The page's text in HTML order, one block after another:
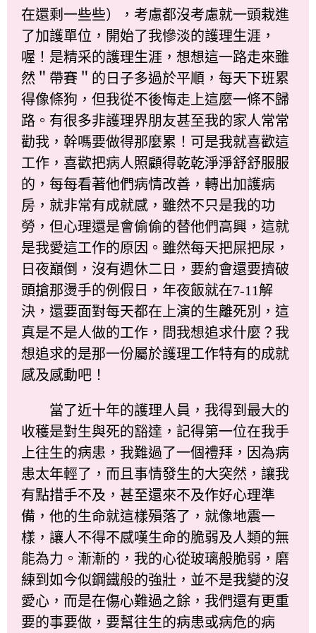
在還剩一些些），考慮都沒考慮就一頭栽進
了加護單位，開始了我慘淡的護理生涯，
喔！是精采的護理生涯，想想這一路走來雖
然＂帶賽＂的日子多過於平順，每天下班累
得像條狗，但我從不後悔走上這麼一條不歸
路。有很多非護理界朋友甚至我的家人常常
勸我，幹嗎要做得那麼累！可是我就喜歡這
工作，喜歡把病人照顧得乾乾淨淨舒舒服服
的，每每看著他們病情改善，轉出加護病
房，就非常有成就感，雖然不只是我的功
勞，但心理還是會偷偷的替他們高興，這就
是我愛這工作的原因。雖然每天把屎把尿，
日夜巔倒，沒有週休二日，要約會還要擠破
頭搶那燙手的例假日，年夜飯就在7-11解
決，還要面對每天都在上演的生離死別，這
真是不是人做的工作，問我想追求什麼？我
想追求的是那一份屬於護理工作特有的成就
感及感動吧！
當了近十年的護理人員，我得到最大的
收穫是對生與死的豁達，記得第一位在我手
上往生的病患，我難過了一個禮拜，因為病
患太年輕了，而且事情發生的大突然，讓我
有點措手不及，甚至還來不及作好心理準
備，他的生命就這樣殞落了，就像地震一
樣，讓人不得不感嘆生命的脆弱及人類的無
能為力。漸漸的，我的心從玻璃般脆弱，磨
練到如今似鋼鐵般的強壯，並不是我變的沒
愛心，而是在傷心難過之餘，我們還有更重
要的事要做，要幫往生的病患或病危的病